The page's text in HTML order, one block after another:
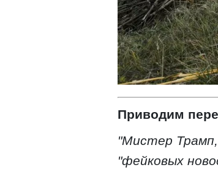
Приводим
"Мистер
"фейковых